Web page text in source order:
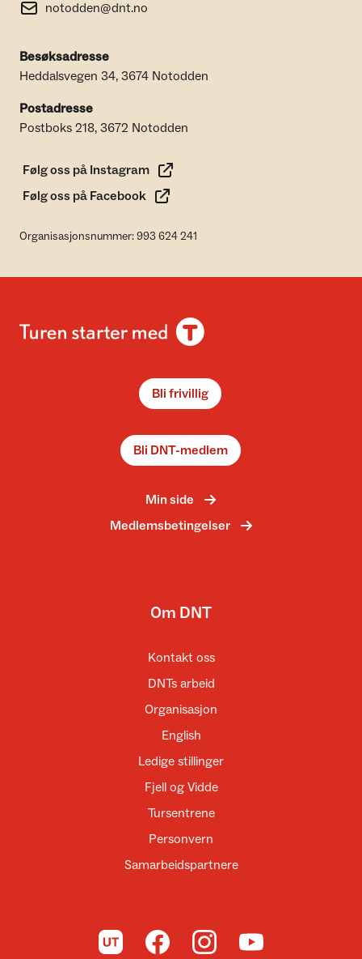
notodden@dnt.no
Besøksadresse
Heddalsvegen 34, 3674 Notodden
Postadresse
Postboks 218, 3672 Notodden
Følg oss på Instagram
Følg oss på Facebook
Organisasjonsnummer: 993 624 241
Bli frivillig
Bli DNT-medlem
Min side
Medlemsbetingelser
Om DNT
Kontakt oss
DNTs arbeid
Organisasjon
English
Ledige stillinger
Fjell og Vidde
Tursentrene
Personvern
Samarbeidspartnere
Til UT.no Til DNT på Facebook
Til DNT på Instagram
Til DNT på YouTube